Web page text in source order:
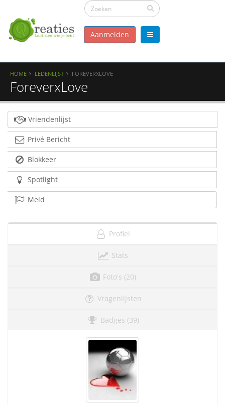
Aanmelden
HOME LEDENLIJST FOREVERXLOVE
ForeverxLove
Vriendenlijst
Privé Bericht
Blokkeer
Spotlight
Meld
Profiel
Stats
Foto's (20)
Vragenlijsten
Badges (39)